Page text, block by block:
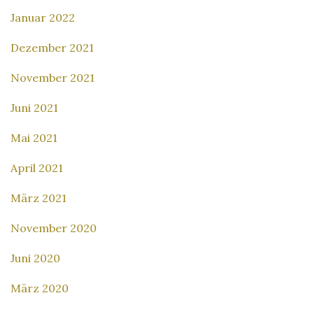
Januar 2022
Dezember 2021
November 2021
Juni 2021
Mai 2021
April 2021
März 2021
November 2020
Juni 2020
März 2020